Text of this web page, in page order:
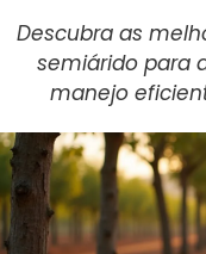
Descubra as
semiárido para
manejo